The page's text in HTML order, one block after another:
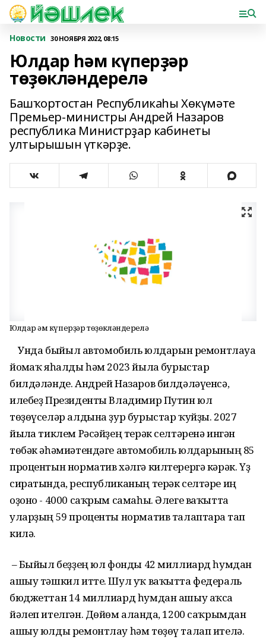
Новости 30 НОЯБРЯ 2022, 08:15
Юлдар һәм күперҙәр
төҙөкләндерелә
Башҡортостан Республикаһы Хөкүмәте
Премьер-министры Андрей Назаров
республика Министрҙар кабинеты
ултырышын үткәрҙе.
Юлдар һәм күперҙәр төҙөкләндерелә
Унда быйыл автомобиль юлдарын ремонтлауға
йомғаҡ яһалды һәм 2023 йылға бурыстар
билдәләнде. Андрей Назаров билдәләүенсә,
илебеҙ Президенты Владимир Путин юл
төҙөүселәр алдына ҙур бурыстар ҡуйҙы. 2027
йылға тиклем Рәсәйҙең терәк селтәренә ингән
төбәк әһәмиәтендәге автомобиль юлдарының 85
процентын норматив хәлгә килтерергә кәрәк. Үҙ
сиратында, республиканың терәк селтәре иң
оҙоно - 4000 саҡрым самаһы. Әлеге ваҡытта
уларҙың 59 проценты норматив талаптарға тап
килә.
– Быйыл беҙҙең юл фонды 42 миллиард һумдан
ашыу тәшкил итте. Шул уҡ ваҡытта федераль
бюджеттан 14 миллиард һумдан ашыу аҡса
йәлеп ителгән. Дөйөм алғанда, 1200 саҡрымдан
ашыу юлды ремонтлау һәм төҙөү талап ителә.